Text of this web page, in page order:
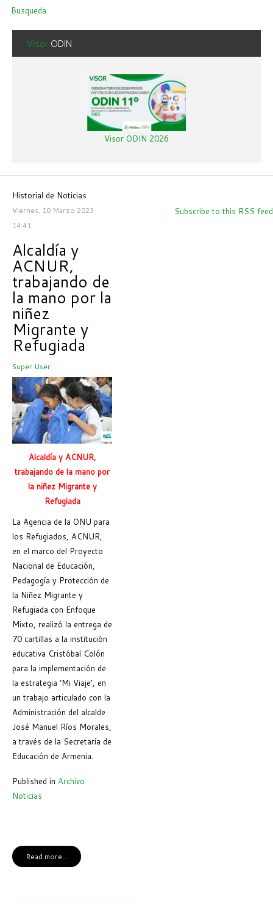
Busqueda
Visor ODIN
Visor ODIN 2026
Historial de Noticias
Subscribe to this RSS feed
Viernes, 10 Marzo 2023
14:41
Alcaldía y
ACNUR,
trabajando de
la mano por la
niñez
Migrante y
Refugiada
Super User
Alcaldía y ACNUR,
trabajando de la mano por
la niñez Migrante y
Refugiada
La Agencia de la ONU para
los Refugiados, ACNUR,
en el marco del Proyecto
Nacional de Educación,
Pedagogía y Protección de
la Niñez Migrante y
Refugiada con Enfoque
Mixto, realizó la entrega de
70 cartillas a la institución
educativa Cristóbal Colón
para la implementación de
la estrategia ‘Mi Viaje’, en
un trabajo articulado con la
Administración del alcalde
José Manuel Ríos Morales,
a través de la Secretaría de
Educación de Armenia.
Published in Archivo
Noticias
Read more...